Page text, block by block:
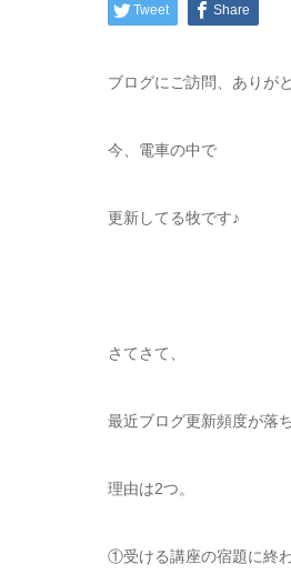
Tweet Share
ブログにご訪問、ありが
今、電車の中で
更新してる牧です♪
さてさて、
最近ブログ更新頻度が落
理由は2つ。
①受ける講座の宿題に終わ